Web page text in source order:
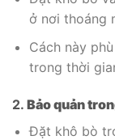
ở nơi thoáng
Cách này
trong thời
2. Bảo quản
Đặt khô bò